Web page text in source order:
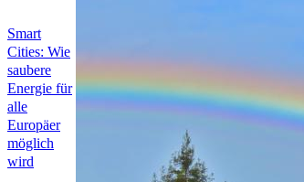
Smart
Cities: Wie
saubere
Energie für
alle
Europäer
möglich
wird